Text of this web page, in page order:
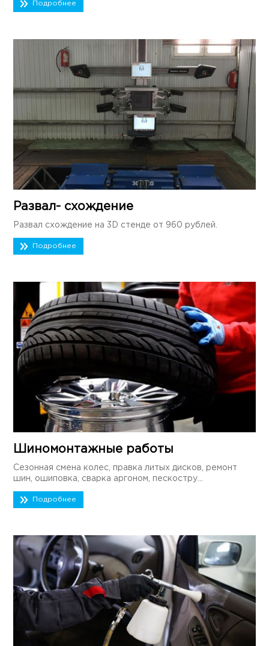
Подробнее
Развал- схождение
Развал схождение на 3D стенде от 960 рублей.
Подробнее
Шиномонтажные работы
Сезонная смена колес, правка литых дисков, ремонт
шин, ошиповка, сварка аргоном, пескостру...
Подробнее